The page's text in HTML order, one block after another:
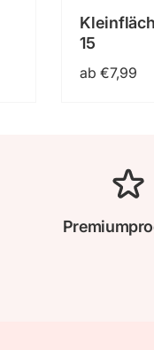
15
Normaler
ab €7,99